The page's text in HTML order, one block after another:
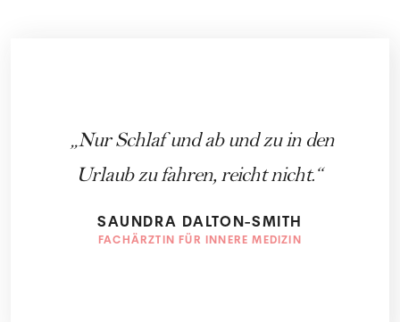
Nur Schlaf und ab und zu in den
Urlaub zu fahren, reicht nicht.
SAUNDRA DALTON-SMITH
FACHÄRZTIN FÜR INNERE MEDIZIN